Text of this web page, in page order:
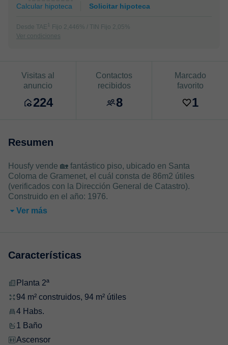
Calcular hipoteca Solicitar hipoteca
Desde TAE 1
Fijo 2,446% / TIN Fijo 2,05%
Ver condiciones
Visitas al
anuncio
224
Contactos
recibidos
8
Marcado
favorito
1
Resumen
Housfy vende 🏡 fantástico piso, ubicado en Santa
Coloma de Gramenet, el cuál consta de 86m2 útiles
(verificados con la Dirección General de Catastro).
Construido en el año: 1976.
Ver más
Características
Planta 2ª
94 m² construidos, 94 m² útiles
4 Habs.
1 Baño
Ascensor